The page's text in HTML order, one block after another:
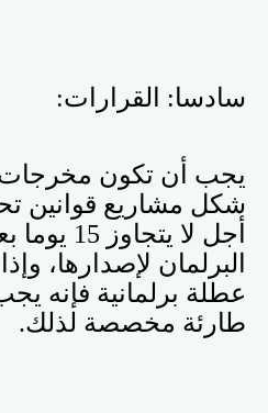
سادسا: القرارات:
يجب أن تكون مخرجات
شكل مشاريع قوانين
أجل لا
البرلمان لإصدارها،
عطلة برلمانية فإنه
طارئة مخصصة لذلك.